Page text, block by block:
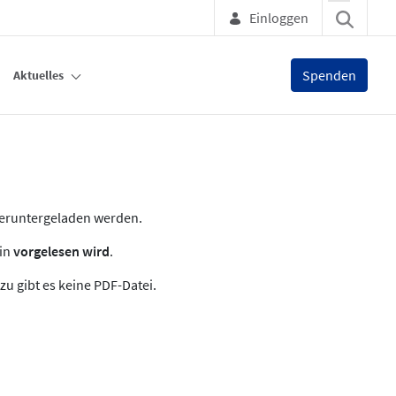
Einloggen
Aktuelles Spenden
werden.
vorgelesen wird.
gibt es keine PDF-Datei.